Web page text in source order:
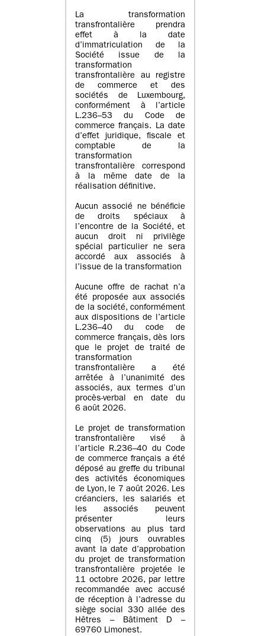
La transformation
transfrontalière prendra
effet à la date
d’immatriculation de la
Société issue de la
transformation
transfrontalière au registre
de commerce et des
sociétés de Luxembourg,
conformément à l’article
L.236–53 du Code de
commerce français. La date
d’effet juridique, fiscale et
comptable de la
transformation
transfrontalière correspond
à la même date de la
réalisation définitive.
Aucun associé ne bénéficie
de droits spéciaux à
l’encontre de la Société, et
aucun droit ni privilège
spécial particulier ne sera
accordé aux associés à
l’issue de la transformation
Aucune offre de rachat n’a
été proposée aux associés
de la société, conformément
aux dispositions de l’article
L.236–40 du code de
commerce français, dès lors
que le projet de traité de
transformation
transfrontalière a été
arrêtée à l’unanimité des
associés, aux termes d’un
procès-verbal en date du
6 août 2026.
Le projet de transformation
transfrontalière visé à
l’article R.236–40 du Code
de commerce français a été
déposé au greffe du tribunal
des activités économiques
de Lyon, le 7 août 2026. Les
créanciers, les salariés et
les associés peuvent
présenter leurs
observations au plus tard
cinq (5) jours ouvrables
avant la date d’approbation
du projet de transformation
transfrontalière projetée le
11 octobre 2026, par lettre
recommandée avec accusé
de réception à l’adresse du
siège social 330 allée des
Hêtres – Bâtiment D –
69760 Limonest.